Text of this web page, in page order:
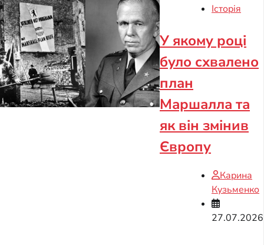
Історія
У якому році
було схвалено
план
Маршалла та
як він змінив
Європу
Карина
Кузьменко
27.07.2026